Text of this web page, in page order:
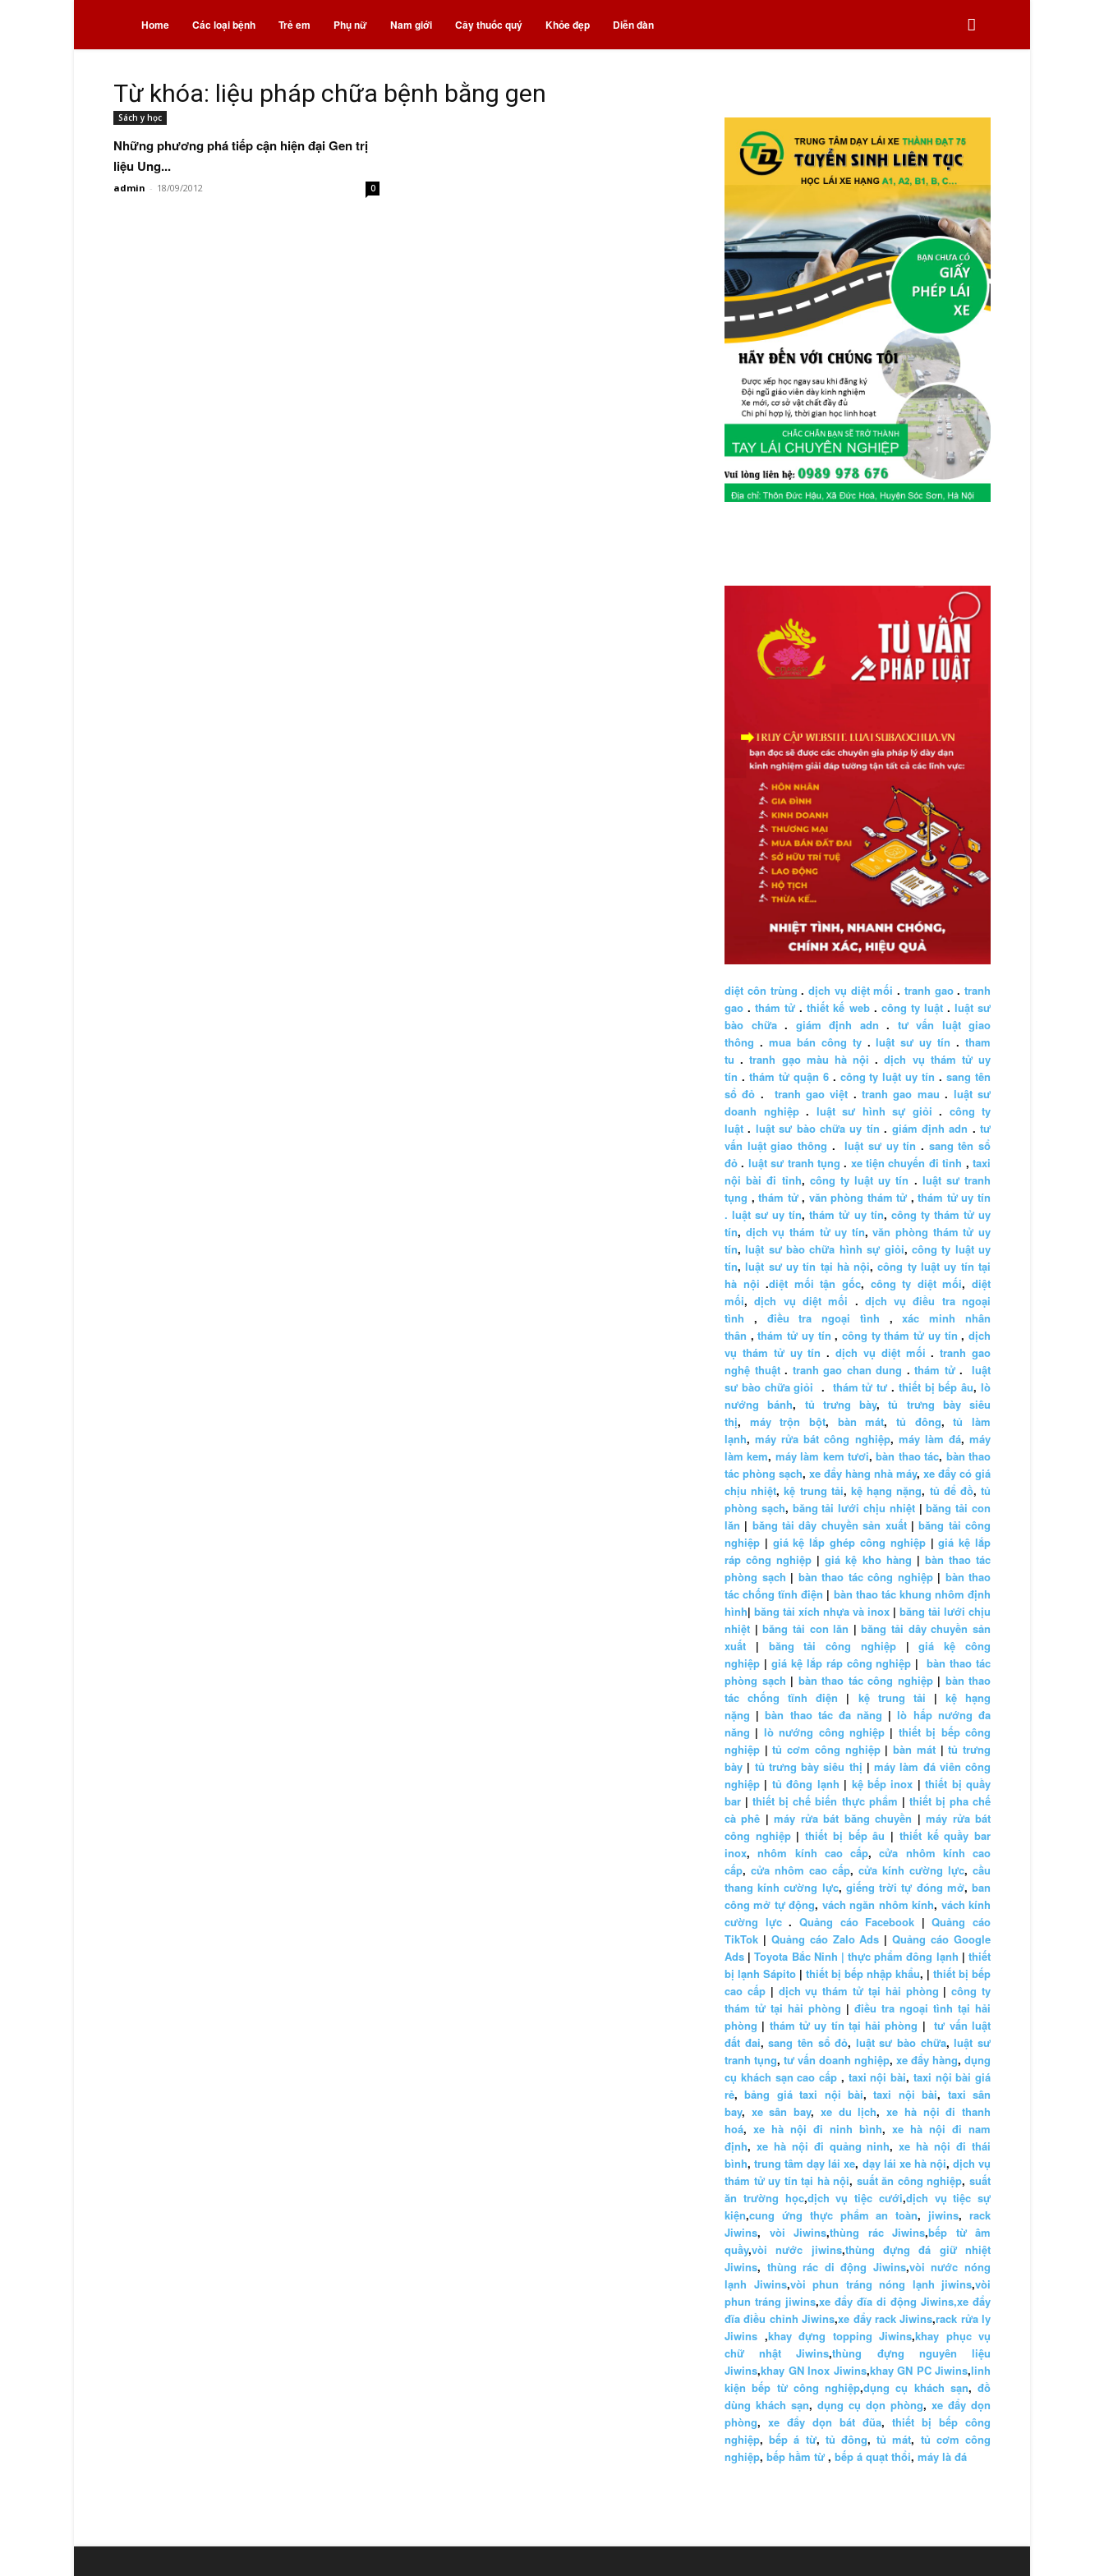
Bệnh
thuốc
Home Các loại bệnh Trẻ em Phụ nữ Nam giới Cây thuốc quý Khỏe đẹp Diễn đàn
Từ khóa: liệu pháp chữa bệnh bằng gen
Sách y học
Những phương phá tiếp cận hiện đại Gen trị
liệu Ung...
admin - 18/09/2012 0
diệt côn trùng . dịch vụ diệt mối . tranh gao. tranh
gao .thám tử .thiết kế web. công ty luật.luật sư
bào chữa. giám định adn . tư vấn luật giao
thông . mua bán công ty.luật sư uy tín .tham
tu .tranh gạo màu hà nội .dịch vụ thám tử uy
tín . thám tử quận 6. công ty luật uy tín .sang tên
sổ đỏ . tranh gao việt .tranh gao mau . luật sư
doanh nghiệp. luật sư hình sự giỏi . công ty
luật . luật sư bào chữa uy tín . giám định adn .tư
vấn luật giao thông .luật sư uy tín . sang tên sổ
đỏ . luật sư tranh tụng . xe tiện chuyến đi tỉnh ,taxi
nội bài đi tỉnh, công ty luật uy tín . luật sư tranh
tụng ,thám tử, văn phòng thám tử ,thám tử uy tín
. luật sư uy tín,thám tử uy tín, công ty thám tử uy
tín, dịch vụ thám tử uy tín,văn phòng thám tử uy
tín,luật sư bào chữa hình sự giỏi, công ty luật uy
tín,luật sư uy tín tại hà nội,công ty luật uy tín tại
hà nội.diệt mối tận gốc, công ty diệt mối,diệt
mối,dịch vụ diệt mối . dịch vụ điều tra ngoại
tình , điều tra ngoại tình ,xác minh nhân
thân ,thám tử uy tín ,công ty thám tử uy tín ,dịch
vụ thám tử uy tín .dịch vụ diệt mối .tranh gao
nghệ thuật. tranh gao chan dung . thám tử. luật
sư bào chữa giỏi . thám tử tư . thiết bị bếp âu,lò
nướng bánh, tủ trưng bày,tủ trưng bày siêu
thị, máy trộn bột, bàn mát,tủ đông,tủ làm
lạnh,máy rửa bát công nghiệp, máy làm đá,máy
làm kem, máy làm kem tươi,bàn thao tác, bàn thao
tác phòng sạch, xe đẩy hàng nhà máy, xe đẩy có giá
chịu nhiệt,kệ trung tải, kệ hạng nặng, tủ để đồ,tủ
phòng sạch, băng tải lưới chịu nhiệt|băng tải con
lăn | băng tải dây chuyền sản xuất|băng tải công
nghiệp | giá kệ lắp ghép công nghiệp|giá kệ lắp
ráp công nghiệp |giá kệ kho hàng | bàn thao tác
phòng sạch | bàn thao tác công nghiệp| bàn thao
tác chống tĩnh điện | bàn thao tác khung nhôm định
hình| băng tải xích nhựa và inox | băng tải lưới chịu
nhiệt |băng tải con lăn |băng tải dây chuyền sản
xuất | băng tải công nghiệp|giá kệ công
nghiệp | giá kệ lắp ráp công nghiệp |bàn thao tác
phòng sạch | bàn thao tác công nghiệp| bàn thao
tác chống tĩnh điện | kệ trung tải | kệ hạng
nặng |bàn thao tác đa năng |lò hấp nướng đa
năng | lò nướng công nghiệp | thiết bị bếp công
nghiệp |tủ cơm công nghiệp|bàn mát|tủ trưng
bày | tủ trưng bày siêu thị | máy làm đá viên công
nghiệp | tủ đông lạnh | kệ bếp inox |thiết bị quầy
bar |thiết bị chế biến thực phẩm | thiết bị pha chế
cà phê |máy rửa bát băng chuyền |máy rửa bát
công nghiệp|thiết bị bếp âu | thiết kế quầy bar
inox,nhôm kính cao cấp,cửa nhôm kính cao
cấp, cửa nhôm cao cấp, cửa kính cường lực, cầu
thang kính cường lực, giếng trời tự đóng mở,ban
công mở tự động, vách ngăn nhôm kính, vách kính
cường lực. Quảng cáo Facebook |Quảng cáo
TikTok | Quảng cáo Zalo Ads |Quảng cáo Google
Ads |Toyota Bắc Ninh | thực phẩm đông lạnh |thiết
bị lạnh Sápito | thiết bị bếp nhập khẩu, | thiết bị bếp
cao cấp| dịch vụ thám tử tại hải phòng |công ty
thám tử tại hải phòng | điều tra ngoại tình tại hải
phòng | thám tử uy tín tại hải phòng |tư vấn luật
đất đai,sang tên sổ đỏ, luật sư bào chữa,luật sư
tranh tụng, tư vấn doanh nghiệp, xe đẩy hàng, dụng
cụ khách sạn cao cấp , taxi nội bài, taxi nội bài giá
rẻ,bảng giá taxi nội bài,taxi nội bài, taxi sân
bay, xe sân bay, xe du lịch,xe hà nội đi thanh
hoá, xe hà nội đi ninh bình, xe hà nội đi nam
định, xe hà nội đi quảng ninh,xe hà nội đi thái
bình,trung tâm dạy lái xe, dạy lái xe hà nội, dịch vụ
thám tử uy tín tại hà nội, suất ăn công nghiệp,suất
ăn trường học,dịch vụ tiệc cưới,dịch vụ tiệc sự
kiện,cung ứng thực phẩm an toàn, jiwins,rack
Jiwins, vòi Jiwins,thùng rác Jiwins,bếp từ âm
quầy,vòi nước jiwins,thùng đựng đá giữ nhiệt
Jiwins, thùng rác di động Jiwins,vòi nước nóng
lạnh Jiwins,vòi phun tráng nóng lạnh jiwins,vòi
phun tráng jiwins,xe đẩy đĩa di động Jiwins,xe đẩy
đĩa điều chỉnh Jiwins,xe đẩy rack Jiwins,rack rửa ly
Jiwins ,khay đựng topping Jiwins,khay phục vụ
chữ nhật Jiwins,thùng đựng nguyên liệu
Jiwins,khay GN Inox Jiwins,khay GN PC Jiwins,linh
kiện bếp từ công nghiệp,dụng cụ khách sạn, đồ
dùng khách sạn, dụng cụ dọn phòng, xe đẩy dọn
phòng, xe đẩy dọn bát đũa, thiết bị bếp công
nghiệp,bếp á từ, tủ đông,tủ mát, tủ cơm công
nghiệp, bếp hầm từ , bếp á quạt thổi, máy là đá